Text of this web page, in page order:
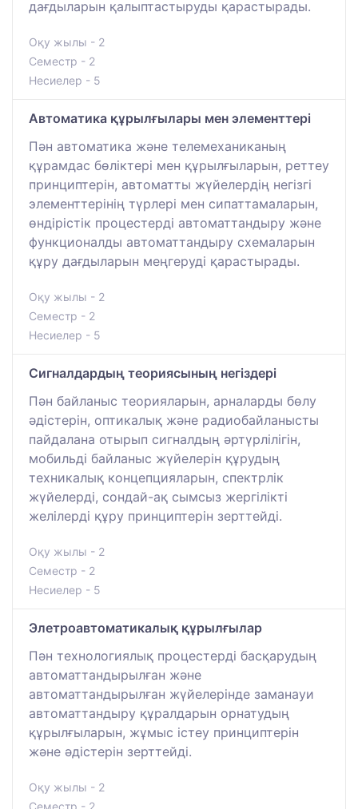
дағдыларын қалыптастыруды қарастырады.
Оқу жылы - 2
Семестр - 2
Несиелер - 5
Автоматика құрылғылары мен элементтері
Пән автоматика және телемеханиканың
құрамдас бөліктері мен құрылғыларын, реттеу
принциптерін, автоматты жүйелердің негізгі
элементтерінің түрлері мен сипаттамаларын,
өндірістік процестерді автоматтандыру және
функционалды автоматтандыру схемаларын
құру дағдыларын меңгеруді қарастырады.
Оқу жылы - 2
Семестр - 2
Несиелер - 5
Сигналдардың теориясының негiздерi
Пән байланыс теорияларын, арналарды бөлу
әдістерін, оптикалық және радиобайланысты
пайдалана отырып сигналдың әртүрлілігін,
мобильді байланыс жүйелерін құрудың
техникалық концепцияларын, спектрлік
жүйелерді, сондай-ақ сымсыз жергілікті
желілерді құру принциптерін зерттейді.
Оқу жылы - 2
Семестр - 2
Несиелер - 5
Элетроавтоматикалық құрылғылар
Пән технологиялық процестерді басқарудың
автоматтандырылған және
автоматтандырылған жүйелерінде заманауи
автоматтандыру құралдарын орнатудың
құрылғыларын, жұмыс істеу принциптерін
және әдістерін зерттейді.
Оқу жылы - 2
Семестр - 2